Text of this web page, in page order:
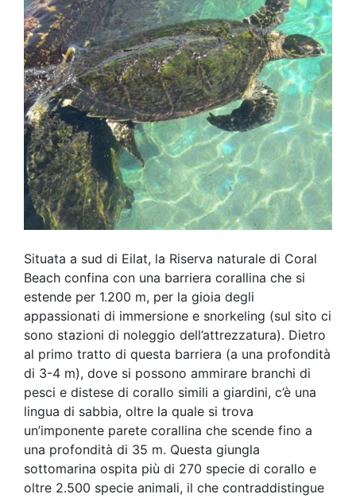
Situata a sud di Eilat, la Riserva naturale di Coral
Beach confina con una barriera corallina che si
estende per 1.200 m, per la gioia degli
appassionati di immersione e snorkeling (sul sito ci
sono stazioni di noleggio dell’attrezzatura). Dietro
al primo tratto di questa barriera (a una profondità
di 3-4 m), dove si possono ammirare branchi di
pesci e distese di corallo simili a giardini, c’è una
lingua di sabbia, oltre la quale si trova
un’imponente parete corallina che scende fino a
una profondità di 35 m. Questa giungla
sottomarina ospita più di 270 specie di corallo e
oltre 2.500 specie animali, il che contraddistingue